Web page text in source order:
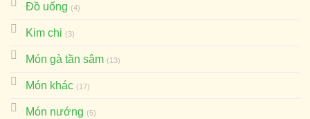
Đồ uống (4)
Kim chi (3)
Món gà tần sâm (13)
Món khác (17)
Món nướng (5)